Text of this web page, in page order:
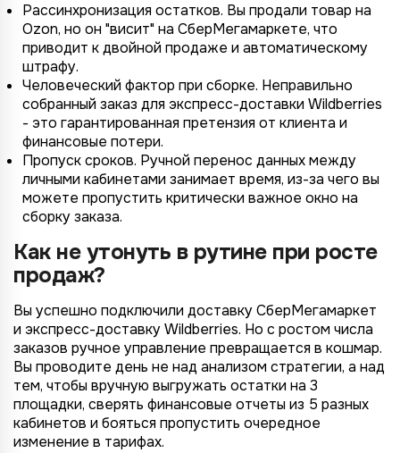
Рассинхронизация остатков. Вы продали товар на
Ozon, но он "висит" на СберМегамаркете, что
приводит к двойной продаже и автоматическому
штрафу.
Человеческий фактор при сборке. Неправильно
собранный заказ для экспресс-доставки Wildberries
- это гарантированная претензия от клиента и
финансовые потери.
Пропуск сроков. Ручной перенос данных между
личными кабинетами занимает время, из-за чего вы
можете пропустить критически важное окно на
сборку заказа.
Как не утонуть в рутине при росте
продаж?
Вы успешно подключили доставку СберМегамаркет
и экспресс-доставку Wildberries. Но с ростом числа
заказов ручное управление превращается в кошмар.
Вы проводите день не над анализом стратегии, а над
тем, чтобы вручную выгружать остатки на 3
площадки, сверять финансовые отчеты из 5 разных
кабинетов и бояться пропустить очередное
изменение в тарифах.